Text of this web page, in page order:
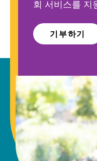
회 서비스를 지
기부하기